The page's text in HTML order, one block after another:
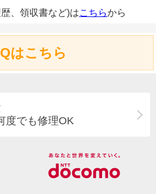
、領収書など)はこちらから
はこちら
度でも修理OK